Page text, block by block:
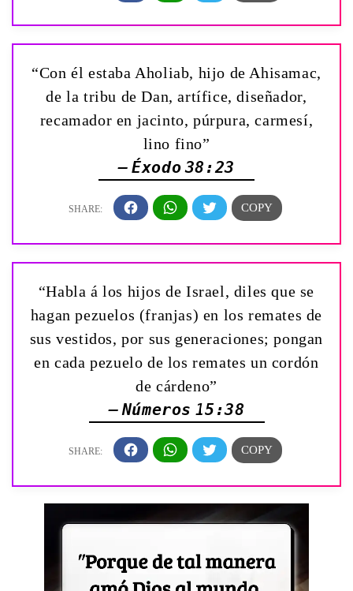
“Con él estaba Aholiab, hijo de Ahisamac,
de la tribu de Dan, artífice, diseñador,
recamador en jacinto, púrpura, carmesí,
lino fino”
— Éxodo 38:23
“Habla á los hijos de Israel, diles que se
hagan pezuelos (franjas) en los remates de
sus vestidos, por sus generaciones; pongan
en cada pezuelo de los remates un cordón
de cárdeno”
— Números 15:38